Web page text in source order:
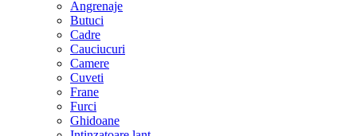
Angrenaje
Butuci
Cadre
Cauciucuri
Camere
Cuveti
Frane
Furci
Ghidoane